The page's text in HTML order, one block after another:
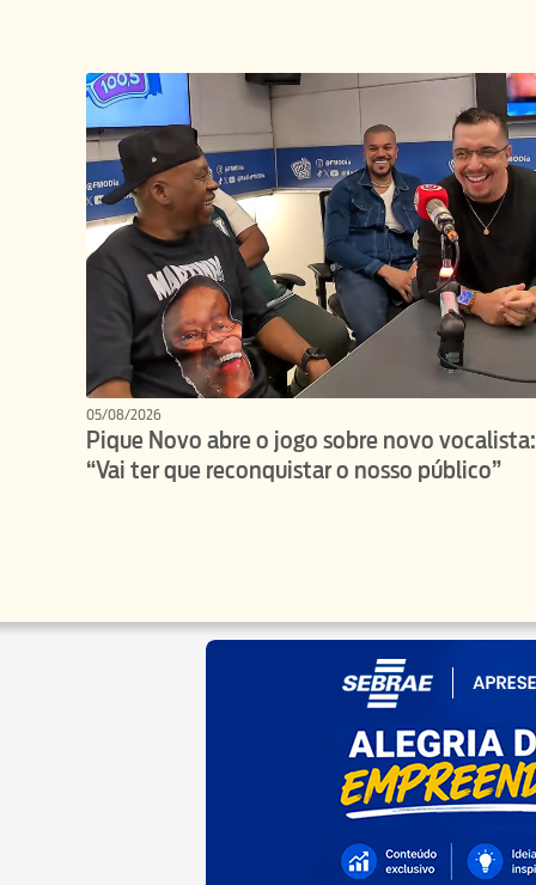
05/08/2026
Pique Novo abre o jogo sobre novo vocalista:
“Vai ter que reconquistar o nosso público”